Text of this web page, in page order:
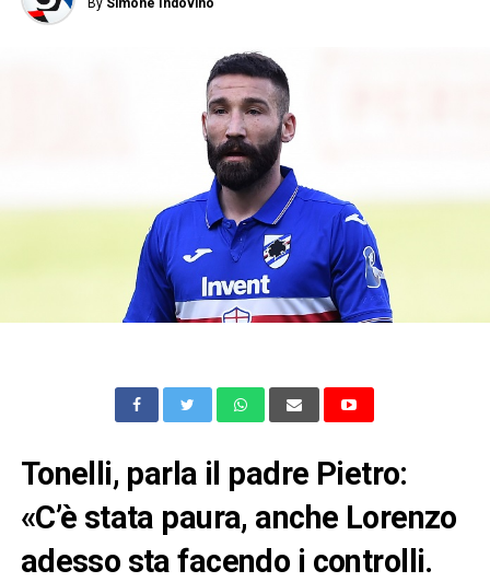
By Simone Indovino
Tonelli, parla il padre Pietro:
«C’è stata paura, anche Lorenzo
adesso sta facendo i controlli.